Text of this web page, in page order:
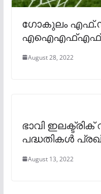
ഗോകുലം
എഐഎഫ്എഫ്
August 28, 2022
ഭാവി
പദ്ധതികൾ
August 13, 2022